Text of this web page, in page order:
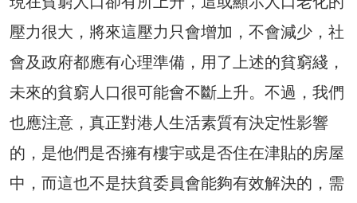
壓力很大，將來這壓力只會增加，不會減少，社
會及政府都應有心理準備，用了上述的貧窮綫，
未來的貧窮人口很可能會不斷上升。不過，我們
也應注意，真正對港人生活素質有決定性影響
的，是他們是否擁有樓宇或是否住在津貼的房屋
中，而這也不是扶貧委員會能夠有效解決的，需